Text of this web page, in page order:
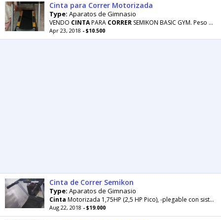
Cinta para Correr Motorizada
Type: Aparatos de Gimnasio
VENDO CINTAPARA CORRER SEMIKON BASIC GYM. Peso max. 100kgs., Dimensiones: 1638*745*1325mm
Apr 23, 2018 - $10.500
Cinta de Correr Semikon
Type: Aparatos de Gimnasio
Cinta Motorizada 1,75HP (2,5 HP Pico), -plegable con sistema "Soft Drop", -velocidad 1 a 16 Km/h
Aug 22, 2018 - $19.000